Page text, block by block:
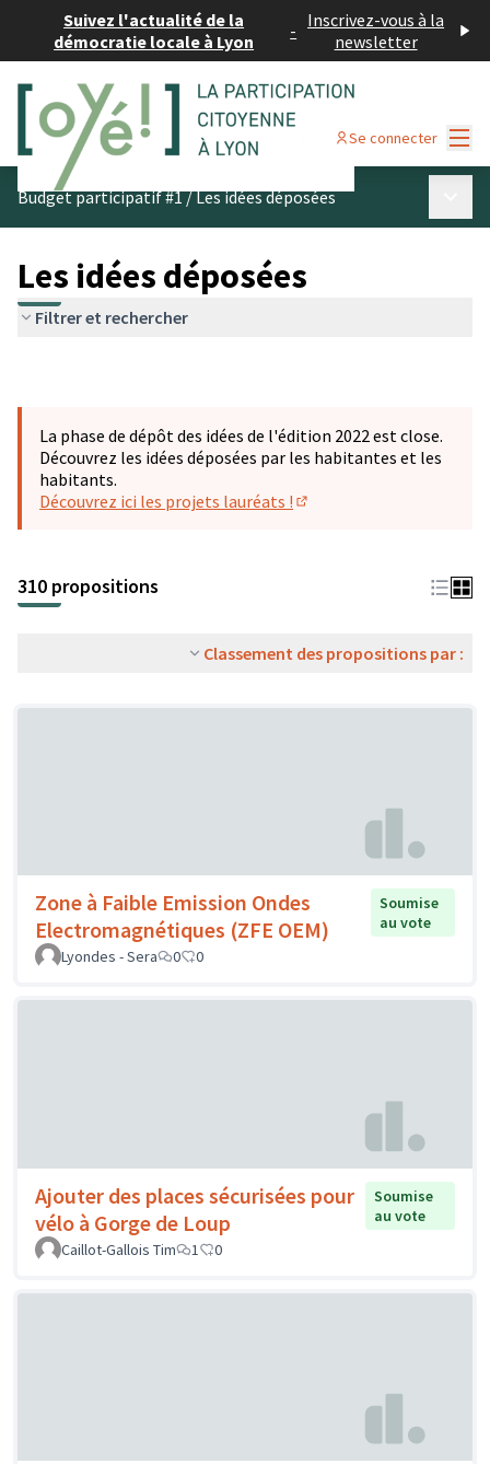
Suivez l'actualité de la
démocratie locale à Lyon
- Inscrivez-vous à la
newsletter
Se connecter
Budget participatif #1/Les idées déposées
Les idées déposées
Filtrer et rechercher
La phase de dépôt des idées de l'édition 2022 est close.
Découvrez les idées déposées par les habitantes et les
habitants.
Découvrez ici les projets lauréats !
310 propositions
Classement des propositions par :
Zone à Faible Emission Ondes
Electromagnétiques (ZFE OEM)
Soumise
au vote
Lyondes - Sera
0 0
Ajouter des places sécurisées pour
vélo à Gorge de Loup
Soumise
au vote
Caillot-Gallois Tim
1 0